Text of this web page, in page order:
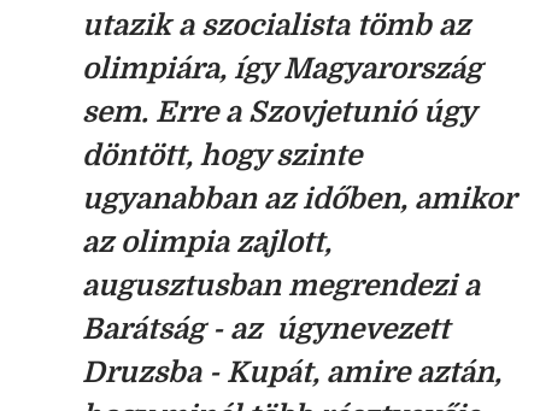
utazik a szocialista tömb az
olimpiára, így Magyarország
sem. Erre a Szovjetunió úgy
döntött, hogy szinte
ugyanabban az időben, amikor
az olimpia zajlott,
augusztusban megrendezi a
Barátság - az úgynevezett
Druzsba - Kupát, amire aztán,